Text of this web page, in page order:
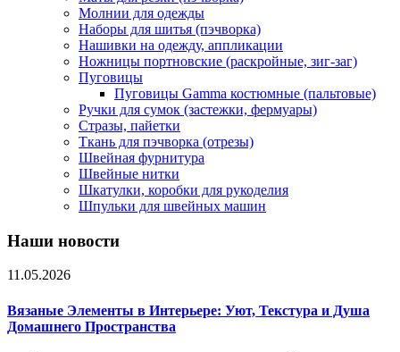
Молнии для одежды
Наборы для шитья (пэчворка)
Нашивки на одежду, аппликации
Ножницы портновские (раскройные, зиг-заг)
Пуговицы
Пуговицы Gamma костюмные (пальтовые)
Ручки для сумок (застежки, фермуары)
Стразы, пайетки
Ткань для пэчворка (отрезы)
Швейная фурнитура
Швейные нитки
Шкатулки, коробки для рукоделия
Шпульки для швейных машин
Наши новости
11.05.2026
Вязаные Элементы в Интерьере: Уют, Текстура и Душа
Домашнего Пространства